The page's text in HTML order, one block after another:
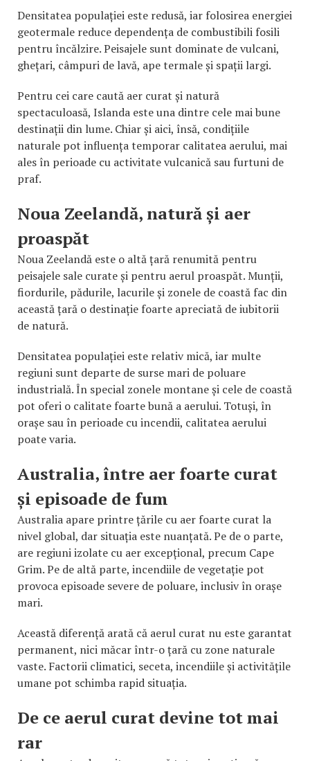
Densitatea populației este redusă, iar folosirea energiei
geotermale reduce dependența de combustibili fosili
pentru încălzire. Peisajele sunt dominate de vulcani,
ghețari, câmpuri de lavă, ape termale și spații largi.
Pentru cei care caută aer curat și natură
spectaculoasă, Islanda este una dintre cele mai bune
destinații din lume. Chiar și aici, însă, condițiile
naturale pot influența temporar calitatea aerului, mai
ales în perioade cu activitate vulcanică sau furtuni de
praf.
Noua Zeelandă, natură și aer
proaspăt
Noua Zeelandă este o altă țară renumită pentru
peisajele sale curate și pentru aerul proaspăt. Munții,
fiordurile, pădurile, lacurile și zonele de coastă fac din
această țară o destinație foarte apreciată de iubitorii
de natură.
Densitatea populației este relativ mică, iar multe
regiuni sunt departe de surse mari de poluare
industrială. În special zonele montane și cele de coastă
pot oferi o calitate foarte bună a aerului. Totuși, în
orașe sau în perioade cu incendii, calitatea aerului
poate varia.
Australia, între aer foarte curat
și episoade de fum
Australia apare printre țările cu aer foarte curat la
nivel global, dar situația este nuanțată. Pe de o parte,
are regiuni izolate cu aer excepțional, precum Cape
Grim. Pe de altă parte, incendiile de vegetație pot
provoca episoade severe de poluare, inclusiv în orașe
mari.
Această diferență arată că aerul curat nu este garantat
permanent, nici măcar într-o țară cu zone naturale
vaste. Factorii climatici, seceta, incendiile și activitățile
umane pot schimba rapid situația.
De ce aerul curat devine tot mai
rar